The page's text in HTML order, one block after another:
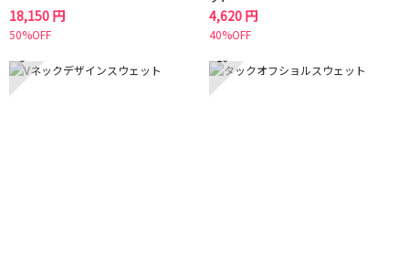
18,150 円
50%OFF
4,620 円
40%OFF
9 10